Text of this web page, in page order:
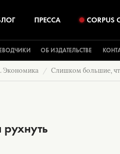
ПРЕССА CORPUS
ОБ ИЗДАТЕЛЬСТВЕ
Экономика Слишком большие,